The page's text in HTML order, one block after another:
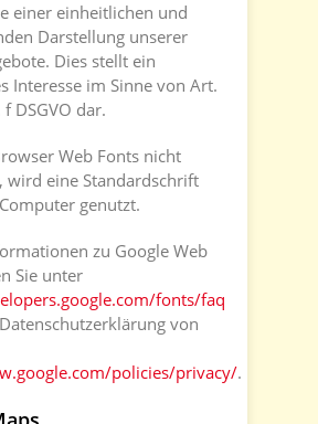
einer einheitlichen und
Darstellung unserer
Dies stellt ein
Interesse im Sinne von Art.
DSGVO dar.
Web Fonts nicht
wird eine Standardschrift
genutzt.
zu Google Web
Sie unter
fonts/faq
von
policies/privacy/.